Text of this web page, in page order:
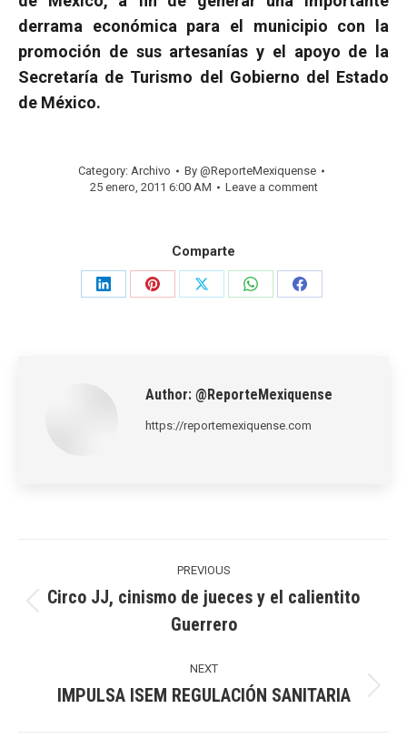
derrama económica para el municipio con la
promoción de sus artesanías y el apoyo de la
Secretaría de Turismo del Gobierno del Estado
de México.
Category: Archivo By @ReporteMexiquense
25 enero, 2011 6:00 AM
Leave a comment
Comparte
Share
Share
Share
Share
Share
Author: @ReporteMexiquense
https://reportemexiquense.com
PREVIOUS
Previous
post:
Circo JJ, cinismo de jueces y el calientito
Guerrero
NEXT
Next
IMPULSA ISEM REGULACIÓN SANITARIA